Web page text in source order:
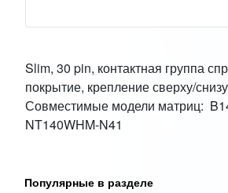
Slim, 30 pin, контактная группа
покрытие, крепление сверху/снизу
Совместимые модели матриц:
NT140WHM-N41
Популярные в разделе